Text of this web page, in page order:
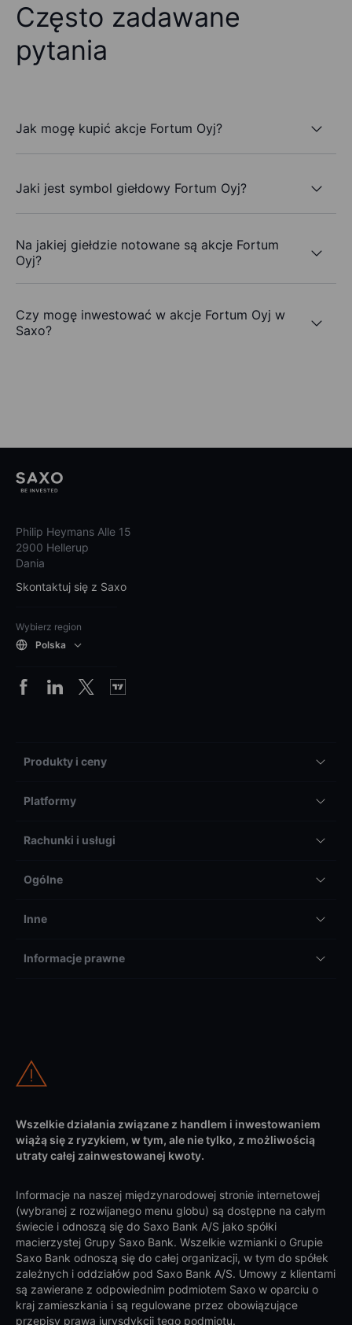
Często zadawane
pytania
Jak mogę kupić akcje Fortum Oyj?
Jaki jest symbol giełdowy Fortum Oyj?
Na jakiej giełdzie notowane są akcje Fortum
Oyj?
Czy mogę inwestować w akcje Fortum Oyj w
Saxo?
Philip Heymans Alle 15
2900 Hellerup
Dania
Skontaktuj się z Saxo
Wybierz region
Polska
Produkty i ceny
Platformy
Rachunki i usługi
Ogólne
Inne
Informacje prawne
Wszelkie działania związane z handlem i inwestowaniem
wiążą się z ryzykiem, w tym, ale nie tylko, z możliwością
utraty całej zainwestowanej kwoty.
Informacje na naszej międzynarodowej stronie internetowej
(wybranej z rozwijanego menu globu) są dostępne na całym
świecie i odnoszą się do Saxo Bank A/S jako spółki
macierzystej Grupy Saxo Bank. Wszelkie wzmianki o Grupie
Saxo Bank odnoszą się do całej organizacji, w tym do spółek
zależnych i oddziałów pod Saxo Bank A/S. Umowy z klientami
są zawierane z odpowiednim podmiotem Saxo w oparciu o
kraj zamieszkania i są regulowane przez obowiązujące
przepisy prawa jurysdykcji tego podmiotu.